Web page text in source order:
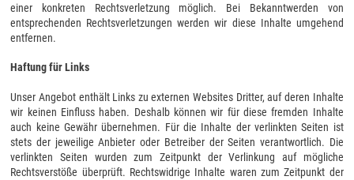
einer konkreten Rechtsverletzung möglich. Bei Bekanntwerden von
entsprechenden Rechtsverletzungen werden wir diese Inhalte umgehend
entfernen.
Haftung für Links
Unser Angebot enthält Links zu externen Websites Dritter, auf deren Inhalte
wir keinen Einfluss haben. Deshalb können wir für diese fremden Inhalte
auch keine Gewähr übernehmen. Für die Inhalte der verlinkten Seiten ist
stets der jeweilige Anbieter oder Betreiber der Seiten verantwortlich. Die
verlinkten Seiten wurden zum Zeitpunkt der Verlinkung auf mögliche
Rechtsverstöße überprüft. Rechtswidrige Inhalte waren zum Zeitpunkt der